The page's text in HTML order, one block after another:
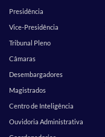
Presidência
Vice-Presidência
Tribunal Pleno
Câmaras
Desembargadores
Magistrados
Centro de Inteligência
Ouvidoria Administrativa